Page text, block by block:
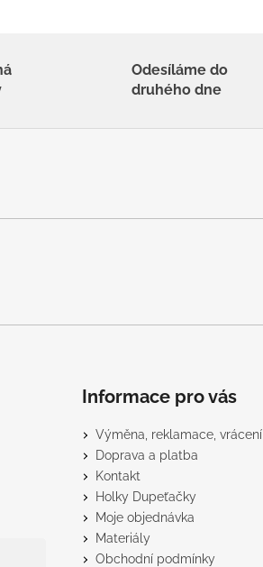
Odesíláme do
druhého dne
Informace pro vás
Výměna, reklamace, vrácení
Doprava a platba
Kontakt
Holky Dupeťačky
Moje objednávka
Materiály
Obchodní podmínky